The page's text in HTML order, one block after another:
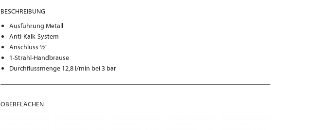
BESCHREIBUNG
Ausführung Metall
Anti-Kalk-System
Anschluss ½"
1-Strahl-Handbrause
Durchflussmenge 12,8 l/min bei 3 bar
OBERFLÄCHEN